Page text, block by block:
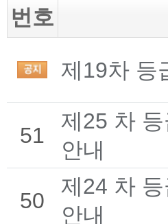
번호
제19차 등
51
제25 차
안내
50
제24 차
안내